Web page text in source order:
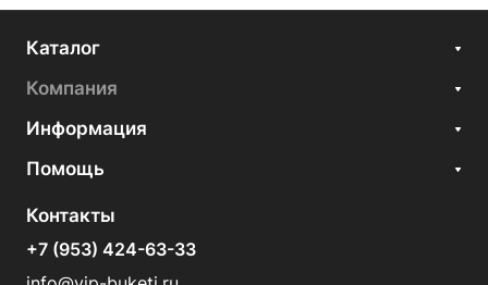
Каталог
Компания
Информация
Помощь
Контакты
+7 (953) 424-63-33